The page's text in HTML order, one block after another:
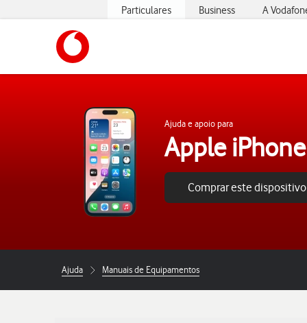
Particulares Business A
Ajuda e apoio para
Apple
Comprar este dispositivo
Ajuda Manuais de Equipamentos